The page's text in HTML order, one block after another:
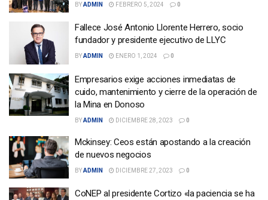
BYADMIN FEBRERO 5, 2024 0
Fallece José Antonio Llorente Herrero, socio
fundador y presidente ejecutivo de LLYC
BYADMIN ENERO 1, 2024 0
Empresarios exige acciones inmediatas de
cuido, mantenimiento y cierre de la operación de
la Mina en Donoso
BYADMIN DICIEMBRE 28, 2023 0
Mckinsey: Ceos están apostando a la creación
de nuevos negocios
BYADMIN DICIEMBRE 27, 2023 0
CoNEP al presidente Cortizo «la paciencia se ha